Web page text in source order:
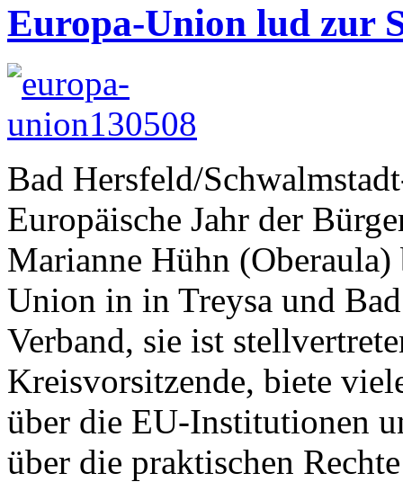
Europa-Union lud zur
Bad Hersfeld/
Europäische Jahr der
Marianne Hühn
Union in in Treysa und
Verband, sie ist
Kreisvorsitzende, biete
über die EU-Institutionen
über die praktischen